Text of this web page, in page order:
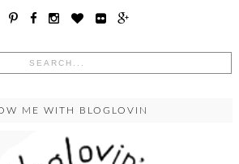
ME WITH BLOGLOVIN